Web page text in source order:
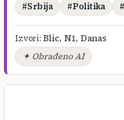
#Srbija #Politika
Izvori: Blic, N1, Danas
✦ Obrađeno AI